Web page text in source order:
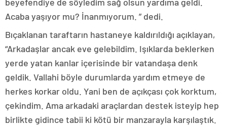
Acaba yaşıyor mu? İnanmıyorum. ” dedi.
Bıçaklanan taraftarın hastaneye kaldırıldığı açıklayan,
“Arkadaşlar ancak eve gelebildim. Işıklarda beklerken
yerde yatan kanlar içerisinde bir vatandaşa denk
geldik. Vallahi böyle durumlarda yardım etmeye de
herkes korkar oldu. Yani ben de açıkçası çok korktum,
çekindim. Ama arkadaki araçlardan destek isteyip hep
birlikte gidince tabii ki kötü bir manzarayla karşılaştık.